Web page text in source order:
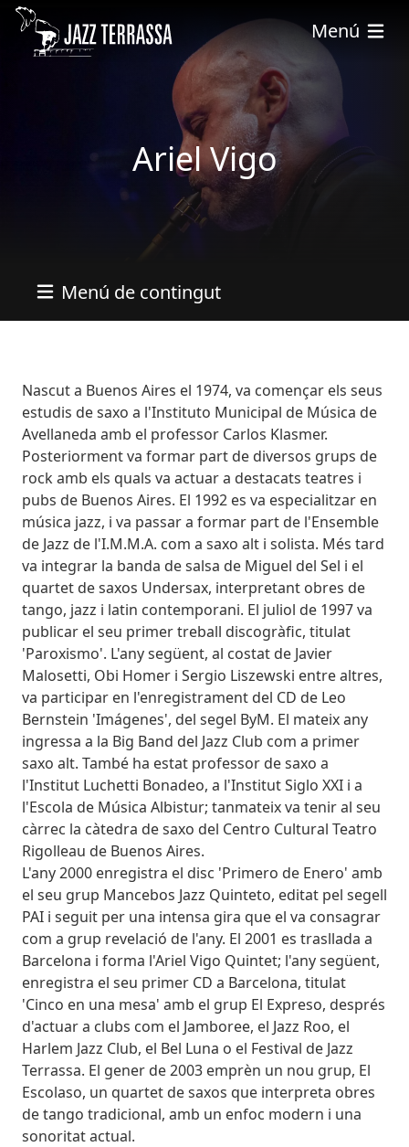
Skip to main content
Menú
Ariel Vigo
Menú de contingut
Bio
Nascut a Buenos Aires el 1974, va començar els seus
estudis de saxo a l'Instituto Municipal de Música de
Avellaneda amb el professor Carlos Klasmer.
Posteriorment va formar part de diversos grups de
rock amb els quals va actuar a destacats teatres i
pubs de Buenos Aires. El 1992 es va especialitzar en
música jazz, i va passar a formar part de l'Ensemble
de Jazz de l'I.M.M.A. com a saxo alt i solista. Més tard
va integrar la banda de salsa de Miguel del Sel i el
quartet de saxos Undersax, interpretant obres de
tango, jazz i latin contemporani. El juliol de 1997 va
publicar el seu primer treball discogràfic, titulat
'Paroxismo'. L'any següent, al costat de Javier
Malosetti, Obi Homer i Sergio Liszewski entre altres,
va participar en l'enregistrament del CD de Leo
Bernstein 'Imágenes', del segel ByM. El mateix any
ingressa a la Big Band del Jazz Club com a primer
saxo alt. També ha estat professor de saxo a
l'Institut Luchetti Bonadeo, a l'Institut Siglo XXI i a
l'Escola de Música Albistur; tanmateix va tenir al seu
càrrec la càtedra de saxo del Centro Cultural Teatro
Rigolleau de Buenos Aires.
L'any 2000 enregistra el disc 'Primero de Enero' amb
el seu grup Mancebos Jazz Quinteto, editat pel segell
PAI i seguit per una intensa gira que el va consagrar
com a grup revelació de l'any. El 2001 es trasllada a
Barcelona i forma l'Ariel Vigo Quintet; l'any següent,
enregistra el seu primer CD a Barcelona, titulat
'Cinco en una mesa' amb el grup El Expreso, després
d'actuar a clubs com el Jamboree, el Jazz Roo, el
Harlem Jazz Club, el Bel Luna o el Festival de Jazz
Terrassa. El gener de 2003 emprèn un nou grup, El
Escolaso, un quartet de saxos que interpreta obres
de tango tradicional, amb un enfoc modern i una
sonoritat actual.